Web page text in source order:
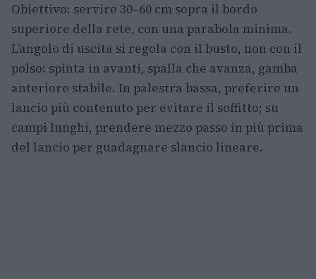
Obiettivo: servire 30–60 cm sopra il bordo
superiore della rete, con una parabola minima.
L’angolo di uscita si regola con il busto, non con il
polso: spinta in avanti, spalla che avanza, gamba
anteriore stabile. In palestra bassa, preferire un
lancio più contenuto per evitare il soffitto; su
campi lunghi, prendere mezzo passo in più prima
del lancio per guadagnare slancio lineare.